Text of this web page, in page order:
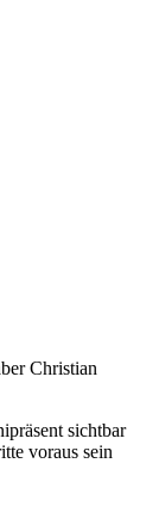
sichtbar
voraus sein